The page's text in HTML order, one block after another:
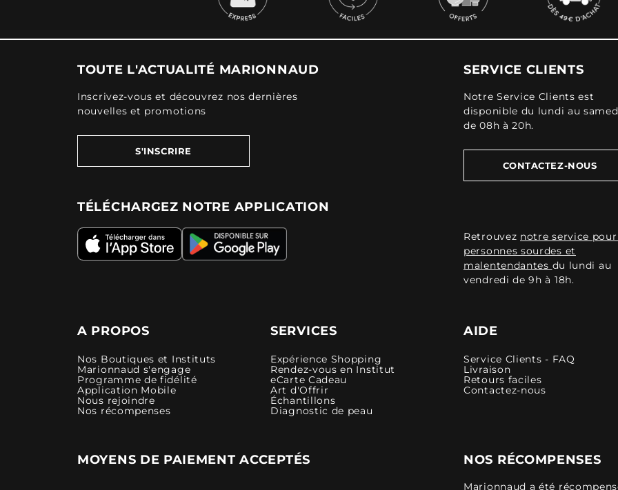
TOUTE L'ACTUALITÉ MARIONNAUD
Inscrivez-vous et découvrez nos dernières
nouvelles et promotions
S'INSCRIRE
TÉLÉCHARGEZ NOTRE APPLICATION
SERVICE CLIENTS
Notre Service Clients est
disponible du lundi au
de 08h à 20h.
CONTACTEZ-NOUS
Retrouvez notre service
personnes sourdes et
malentendantes du lundi au
vendredi de 9h à 18h.
A PROPOS
Nos Boutiques et Instituts
Marionnaud s'engage
Programme de fidélité
Application Mobile
Nous rejoindre
Nos récompenses
SERVICES
Expérience Shopping
Rendez-vous en Institut
eCarte Cadeau
Art d'Offrir
Échantillons
Diagnostic de peau
AIDE
Service Clients - FAQ
Livraison
Retours faciles
Contactez-nous
MOYENS DE PAIEMENT ACCEPTÉS NOS RÉCOMPENSES
Marionnaud a été